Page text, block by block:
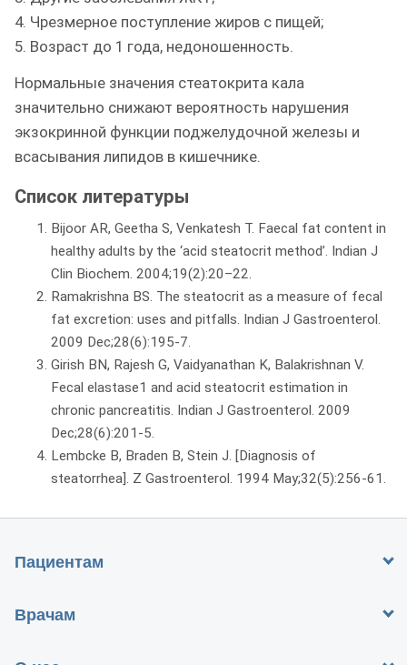
4. Чрезмерное поступление жиров с пищей;
5. Возраст до 1 года, недоношенность.
Нормальные значения стеатокрита кала
значительно снижают вероятность нарушения
экзокринной функции поджелудочной железы и
всасывания липидов в кишечнике.
Список литературы
Bijoor AR, Geetha S, Venkatesh T. Faecal fat content in
healthy adults by the ‘acid steatocrit method’. Indian J
Clin Biochem. 2004;19(2):20–22.
Ramakrishna BS. The steatocrit as a measure of fecal
fat excretion: uses and pitfalls. Indian J Gastroenterol.
2009 Dec;28(6):195-7.
Girish BN, Rajesh G, Vaidyanathan K, Balakrishnan V.
Fecal elastase1 and acid steatocrit estimation in
chronic pancreatitis. Indian J Gastroenterol. 2009
Dec;28(6):201-5.
Lembcke B, Braden B, Stein J. [Diagnosis of
steatorrhea]. Z Gastroenterol. 1994 May;32(5):256-61.
Пациентам
Врачам